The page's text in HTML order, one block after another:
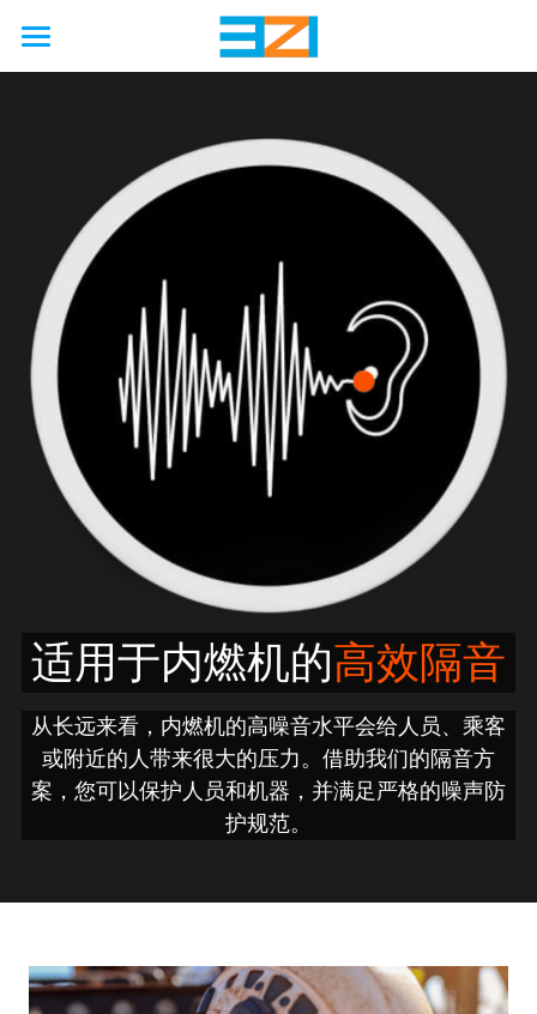
非公路
矿业
铁路
工程
公路
汽车
卡车
客车
新能源
硫化机
压缩机
巨型轮胎
制药厂
发电
石油天然气
海洋
使用场景
国际海上安全公约
接触保护
废气处理
防火
改造
能力
模拟
制造
解决方案
硬金属防护壳
软金属防护罩
柔性节能保温套
国六/七
联系我们
关于我们
企业简介
企业资质
三二一研发
团队风采
新闻动态
适用于内燃机的高效隔音
从长远来看，内燃机的高噪音水平会给人员、乘客
或附近的人带来很大的压力。借助我们的隔音方
案，您可以保护人员和机器，并满足严格的噪声防
护规范。